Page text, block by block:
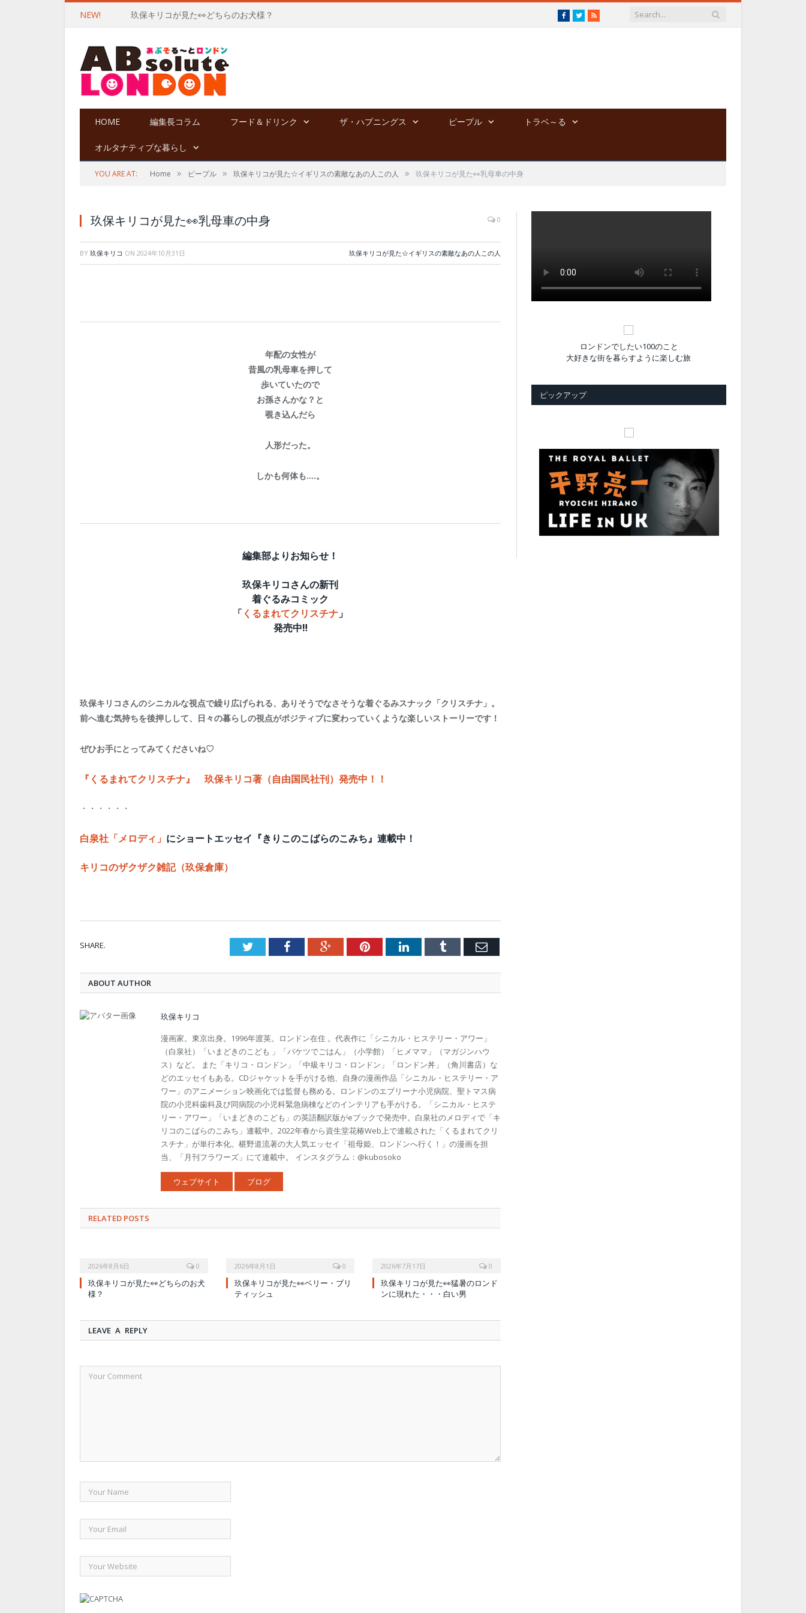
NEW! 玖保キリコが見た👀どちらのお犬様？ Facebook
TwitterRSS
HOME 編集長コラム フード＆ドリンク ザ・ハプニングス ピープル トラベ～る
オルタナティブな暮らし
YOU ARE AT: Home » ピープル » 玖保キリコが見た☆イギリスの素敵なあの人この人 » 玖保キリコが見た👀乳母車の中身
玖保キリコが見た👀乳母車の中身 0
BY 玖保キリコ ON 2024年10月31日 玖保キリコが見た☆イギリスの素敵なあの人この人
年配の女性が
昔風の乳母車を押して
歩いていたので
お孫さんかな？と
覗き込んだら
人形だった。
しかも何体も….。
編集部よりお知らせ！
玖保キリコさんの新刊
着ぐるみコミック
「 くるまれてクリスチナ 」
発売中‼︎
玖保キリコさんのシニカルな視点で繰り広げられる、ありそうでなさそうな着ぐるみスナック「クリスチナ」。
前へ進む気持ちを後押しして、日々の暮らしの視点がポジティブに変わっていくような楽しいストーリーです！
ぜひお手にとってみてくださいね♡
『くるまれてクリスチナ』 玖保キリコ著（自由国民社刊）発売中！！
・・・・・・
白泉社「メロディ」 にショートエッセイ『きりこのこばらのこみち』連載中！
キリコのザクザク雑記（玖保倉庫）
SHARE. TwitterFacebookGoogle+PinterestLinkedInTumblr Email
ABOUT AUTHOR
玖保キリコ
漫画家。東京出身。1996年渡英。ロンドン在住 。代表作に「シニカル・ヒステリー・アワー」
（白泉社）「いまどきのこども 」「バケツでごはん」（小学館）「ヒメママ」（マガジンハウ
ス）など。 また「キリコ・ロンドン」「中級キリコ・ロンドン」「ロンドン丼」（角川書店）な
どのエッセイもある。CDジャケットを手がける他、自身の漫画作品「シニカル・ヒステリー・ア
ワー」のアニメーション映画化では監督も務める。ロンドンのエブリーナ小児病院、聖トマス病
院の小児科歯科及び同病院の小児科緊急病棟などのインテリアも手がける。「シニカル・ヒステ
リー・アワー」「いまどきのこども」の英語翻訳版がeブックで発売中。白泉社のメロディで「キ
リコのこばらのこみち」連載中。2022年春から資生堂花椿Web上で連載された「くるまれてクリ
スチナ」が単行本化。椹野道流著の大人気エッセイ「祖母姫、ロンドンへ行く！」の漫画を担
当、「月刊フラワーズ」にて連載中。 インスタグラム：@kubosoko
ウェブサイト ブログ
RELATED POSTS
2026年8月6日 0
玖保キリコが見た👀どちらのお犬
様？
2026年8月1日 0
玖保キリコが見た👀ベリー・ブリ
ティッシュ
2026年7月17日 0
玖保キリコが見た👀猛暑のロンド
ンに現れた・・・白い男
LEAVE A REPLY
ロンドンでしたい100のこと
大好きな街を暮らすように楽しむ旅
ピックアップ